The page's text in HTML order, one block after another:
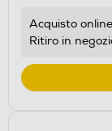
Acquisto
Ritiro in